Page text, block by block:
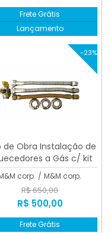
Frete Grátis
Lançamento
-23%
de Obra Instalação de
a Gás c/ kit
+ 3mts de duto
corp. / M&M corp.
R$ 650,00
R$ 500,00
Frete Grátis